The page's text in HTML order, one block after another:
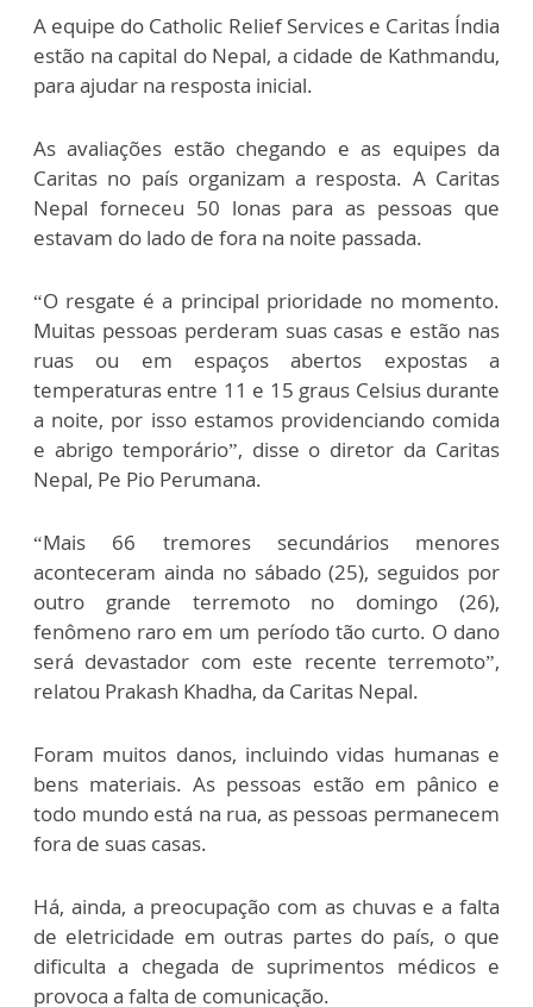
A equipe do Catholic Relief Services e Caritas Índia
estão na capital do Nepal, a cidade de Kathmandu,
para ajudar na resposta inicial.
As avaliações estão chegando e as equipes da
Caritas no país organizam a resposta. A Caritas
Nepal forneceu 50 lonas para as pessoas que
estavam do lado de fora na noite passada.
“O resgate é a principal prioridade no momento.
Muitas pessoas perderam suas casas e estão nas
ruas ou em espaços abertos expostas a
temperaturas entre 11 e 15 graus Celsius durante
a noite, por isso estamos providenciando comida
e abrigo temporário”, disse o diretor da Caritas
Nepal, Pe Pio Perumana.
“Mais 66 tremores secundários menores
aconteceram ainda no sábado (25), seguidos por
outro grande terremoto no domingo (26),
fenômeno raro em um período tão curto. O dano
será devastador com este recente terremoto”,
relatou Prakash Khadha, da Caritas Nepal.
Foram muitos danos, incluindo vidas humanas e
bens materiais. As pessoas estão em pânico e
todo mundo está na rua, as pessoas permanecem
fora de suas casas.
Há, ainda, a preocupação com as chuvas e a falta
de eletricidade em outras partes do país, o que
dificulta a chegada de suprimentos médicos e
provoca a falta de comunicação.